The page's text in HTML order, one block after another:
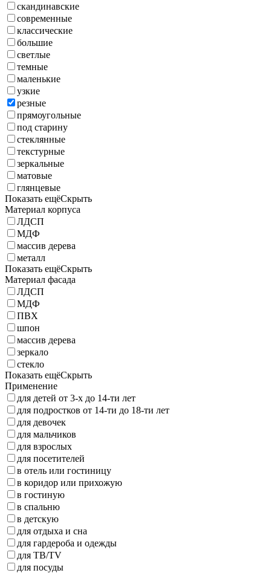
скандинавские
современные
классические
большие
светлые
темные
маленькие
узкие
резные
прямоугольные
под старину
стеклянные
текстурные
зеркальные
матовые
глянцевые
Показать ещёСкрыть
Материал корпуса
ЛДСП
МДФ
массив дерева
металл
Показать ещёСкрыть
Материал фасада
ЛДСП
МДФ
ПВХ
шпон
массив дерева
зеркало
стекло
Показать ещёСкрыть
Применение
для детей от 3-х до 14-ти лет
для подростков от 14-ти до 18-ти лет
для девочек
для мальчиков
для взрослых
для посетителей
в отель или гостиницу
в коридор или прихожую
в гостиную
в спальню
в детскую
для отдыха и сна
для гардероба и одежды
для ТВ/TV
для посуды